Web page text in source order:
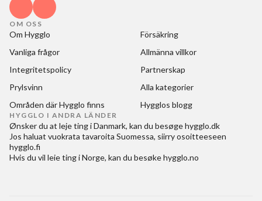
OM OSS
Om Hygglo
Försäkring
Vanliga frågor
Allmänna villkor
Integritetspolicy
Partnerskap
Prylsvinn
Alla kategorier
Områden där Hygglo finns
Hygglos blogg
HYGGLO I ANDRA LÄNDER
Ønsker du at leje ting i Danmark, kan du besøgehygglo.dk
Jos haluat vuokrata tavaroita Suomessa, siirry osoitteeseen
hygglo.fi
Hvis du vil leie ting i Norge, kan du besøkehygglo.no